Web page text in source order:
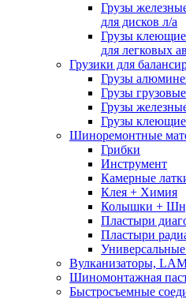
Грузы
для дисков л/а
Грузы
для легковых
Грузики для
Грузы
Грузы грузовые
Грузы
Грузы
Шиноремонтные
Грибки
Инструмент
Камерные
Клея + Химия
Колышки +
Пластыри
Пластыри
Вулканизаторы,
Шиномонтажная
Быстросъемные